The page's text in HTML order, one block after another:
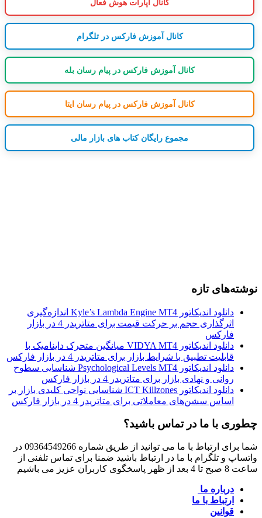
کانال آپارات هوش فعال
کانال آموزش فارکس در تلگرام
کانال آموزش فارکس در پیام رسان بله
کانال آموزش فارکس در پیام رسان ایتا
مجموع رایگان کتاب های بازار مالی
نوشته‌های تازه
دانلود اندیکاتور Kyle’s Lambda Engine MT4 اندازه‌گیری
اثرگذاری حجم بر حرکت قیمت برای متاتریدر 4 در بازار
فارکس
دانلود اندیکاتور VIDYA MT4 میانگین متحرک داینامیک با
قابلیت تطبیق با شرایط بازار برای متاتریدر 4 در بازار فارکس
دانلود اندیکاتور Psychological Levels MT4 شناسایی سطوح
روانی و نهادی بازار برای متاتریدر 4 در بازار فارکس
دانلود اندیکاتور ICT Killzones شناسایی نواحی کلیدی بازار بر
اساس سشن‌های معاملاتی برای متاتریدر 4 در بازار فارکس
چطوری با ما در تماس باشید؟
شما برای ارتباط با ما می توانید از طریق شماره 09364549266 در
واتساپ و تلگرام با ما در ارتباط باشید ضمنا برای تماس تلفنی از
ساعت 8 صبح تا 4 بعد از ظهر پاسخگوی کاربران عزیز می باشیم
درباره ما
ارتباط با ما
قوانین